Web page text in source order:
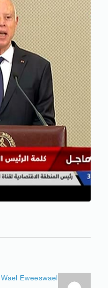
Wael Eweeswael